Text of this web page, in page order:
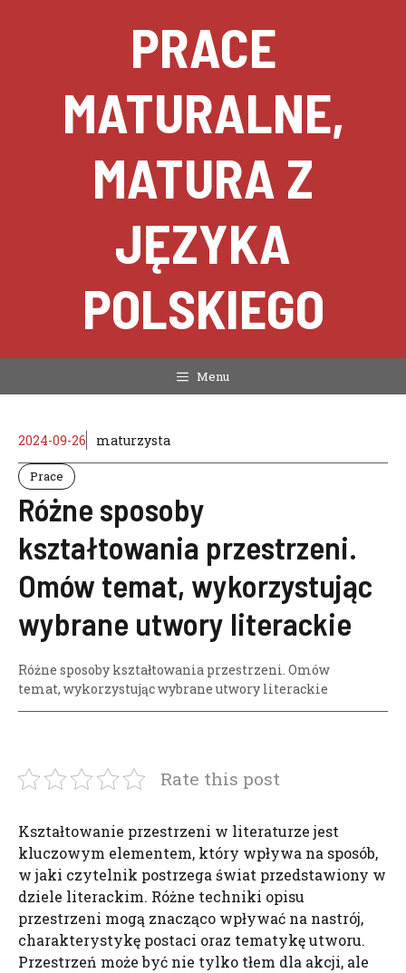
PRACE
MATURALNE,
MATURA Z
JĘZYKA
POLSKIEGO
Menu
2024-09-26 maturzysta
Prace
Różne sposoby
kształtowania przestrzeni.
Omów temat, wykorzystując
wybrane utwory literackie
Różne sposoby kształtowania przestrzeni. Omów
temat, wykorzystując wybrane utwory literackie
Rate this post
Kształtowanie przestrzeni w literaturze jest
kluczowym elementem, który wpływa na sposób,
w jaki czytelnik postrzega świat przedstawiony w
dziele literackim. Różne techniki opisu
przestrzeni mogą znacząco wpływać na nastrój,
charakterystykę postaci oraz tematykę utworu.
Przestrzeń może być nie tylko tłem dla akcji, ale